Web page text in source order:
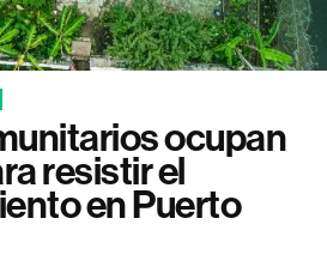
ocupan
resistir el
en Puerto